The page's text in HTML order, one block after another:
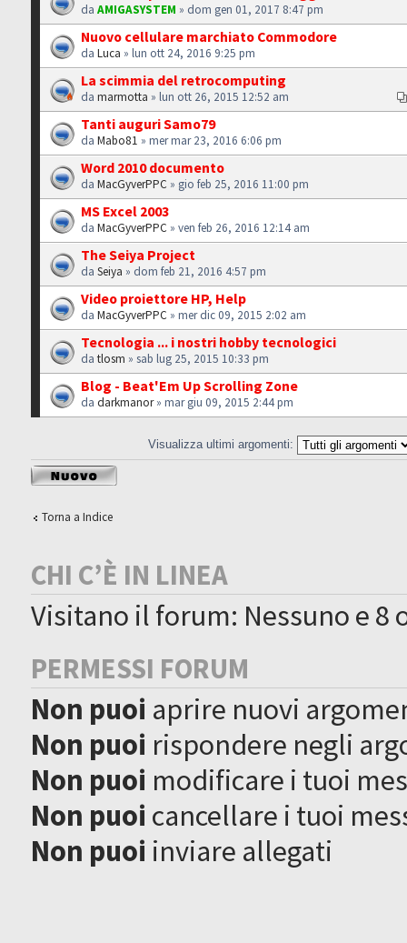
daAMIGASYSTEM » dom gen 01, 2017 8:47 pm
Nuovo cellulare marchiato Commodore
daLuca » lun ott 24, 2016 9:25 pm
La scimmia del retrocomputing
damarmotta » lun ott 26, 2015 12:52 am
Tanti auguri Samo79
daMabo81 » mer mar 23, 2016 6:06 pm
Word 2010 documento
daMacGyverPPC » gio feb 25, 2016 11:00 pm
MS Excel 2003
daMacGyverPPC » ven feb 26, 2016 12:14 am
The Seiya Project
daSeiya » dom feb 21, 2016 4:57 pm
Video proiettore HP, Help
daMacGyverPPC » mer dic 09, 2015 2:02 am
Tecnologia ... i nostri hobby tecnologici
datlosm » sab lug 25, 2015 10:33 pm
Blog - Beat'Em Up Scrolling Zone
dadarkmanor» mar giu 09, 2015 2:44 pm
Visualizza ultimi argomenti:
Scrivi un nuovo
argomento
Torna a Indice
CHI C’È IN LINEA
Visitano il forum: Nessuno e 8
PERMESSI FORUM
Non puoi aprire nuovi
Non puoi rispondere negli
Non puoi modificare i tuoi
Non puoi cancellare i tuoi
Non puoi inviare allegati